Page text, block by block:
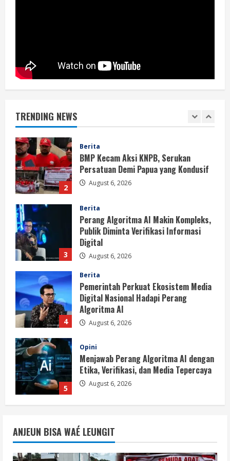
TRENDING NEWS
2
Berita
BMP Kecam Aksi KNPB, Serukan
3
Perang Algoritma AI Makin Kompleks,
Publik Diminta Verifikasi Informasi
Digital
August 6, 2026
4
Berita
Pemerintah Perkuat Ekosistem Media
Digital Nasional Hadapi Perang
Algoritma AI
August 6, 2026
5
Menjawab Perang Algoritma AI dengan
Etika, Verifikasi, dan Media Tepercaya
August 6, 2026
1
BMP Ajak Masyarakat Tolak Aksi
Anarkis Demi Menjaga Keamanan dan
Pembangunan Papua
August 6, 2026
2
BMP Kecam Aksi KNPB, Serukan
Persatuan Demi Papua yang Kondusif
August 6, 2026
ANJEUN BISA WAÉ LEUNGIT